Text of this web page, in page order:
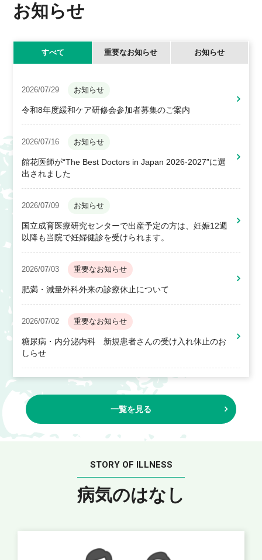
お知らせ
すべて 重要なお知らせ お知らせ
2026/07/29 お知らせ
令和8年度緩和ケア研修会参加者募集のご案内
2026/07/16 お知らせ
館花医師が“The Best Doctors in Japan 2026-2027”に選
出されました
2026/07/09 お知らせ
国立成育医療研究センターで出産予定の方は、妊娠12週
以降も当院で妊婦健診を受けられます。
2026/07/03 重要なお知らせ
肥満・減量外科外来の診療休止について
2026/07/02 重要なお知らせ
糖尿病・内分泌内科 新規患者さんの受け入れ休止のお
しらせ
一覧を見る
STORY OF ILLNESS
病気のはなし